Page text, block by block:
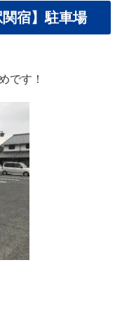
関宿】駐車場
です！